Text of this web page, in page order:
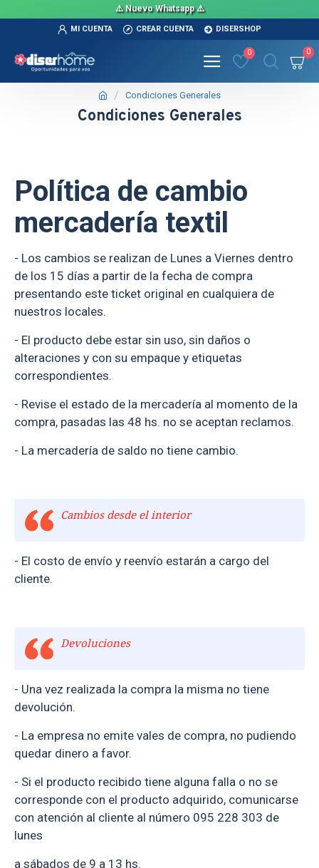
⚠️ Nuevo Whatsapp ⚠️
MI CUENTA CREAR CUENTA DISERSHOP
0 0
Condiciones Generales
Condiciones Generales
Política de cambio
mercadería textil
- Los cambios se realizan de Lunes a Viernes dentro
de los 15 días a partir de la fecha de compra
presentando este ticket original en cualquiera de
nuestros locales.
- El producto debe estar sin uso, sin daños o
alteraciones y con su empaque y etiquetas
correspondientes.
- Revise el estado de la mercadería al momento de la
compra, pasadas las 48 hs. no se aceptan reclamos.
- La mercadería de saldo no tiene cambio.
Cambios desde el interior
- El costo de envío y reenvío estarán a cargo del
cliente.
Devoluciones
- Una vez realizada la compra la misma no tiene
devolución.
- La empresa no emite vales de compra, no pudiendo
quedar dinero a favor.
- Si el producto recibido tiene alguna falla o no se
corresponde con el producto adquirido, comunicarse
con atención al cliente al número 095 228 303 de
lunes
a sábados de 9 a 13 hs.